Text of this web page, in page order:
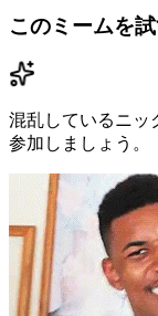
このミームを
混乱しているニッ
参加しましょう。